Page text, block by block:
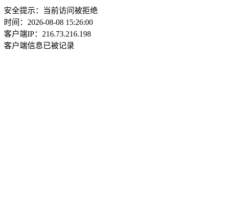
安全提示：当前访问被拒绝
时间：2026-08-08 15:26:00
客户端IP：216.73.216.198
客户端信息已被记录